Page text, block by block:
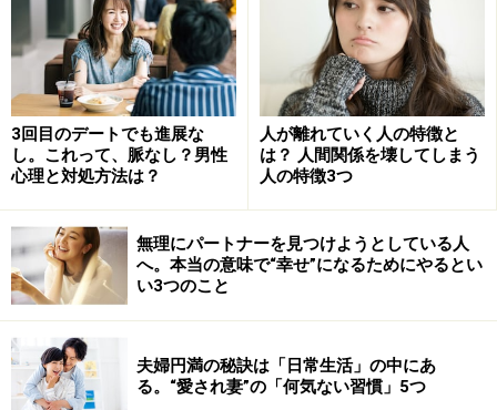
片思いの人にありがちなパターンはというと、「あなた
に私は愛されたい！」という願望が「相手を愛したい」
ということよりも強いこと。相手に自分を受け止められ
ようと、「私ってね、●●なの～！」と、自己アピールば
かりをしてしまう。でも、どんな人であっても、自慢話
では、相手の心は掴めません。
※記事内容は執筆時点のものです。最新の内容をご確認くださ
3回目のデートでも進展な
し。これって、脈なし？男性
心理と対処方法は？
人が離れていく人の特徴と
は？ 人間関係を壊してしまう
人の特徴3つ
無理にパートナーを見つけようとしている人
へ。本当の意味で“幸せ”になるためにやるとい
い3つのこと
夫婦円満の秘訣は「日常生活」の中にあ
る。“愛され妻”の「何気ない習慣」5つ